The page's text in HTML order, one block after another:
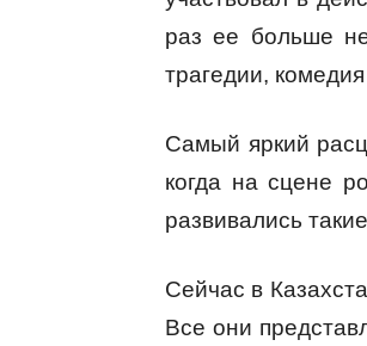
раз ее больше
трагедии,
Самый яркий
когда на сцене
развивались
Сейчас в
Все они